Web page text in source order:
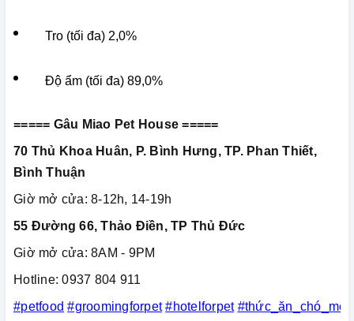
Tro (tối đa) 2,0%
Độ ẩm (tối đa) 89,0%
===== Gâu Miao Pet House =====
70 Thủ Khoa Huân, P. Bình Hưng, TP. Phan Thiết,
Bình Thuận
Giờ mở cửa: 8-12h, 14-19h
55 Đường 66, Thảo Điền, TP Thủ Đức
Giờ mở cửa: 8AM - 9PM
Hotline: 0937 804 911
#petfood #groomingforpet #hotelforpet #thức_ăn_chó_mèo